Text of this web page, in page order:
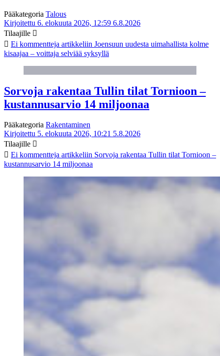
Pääkategoria Talous
Kirjoitettu 6. elokuuta 2026, 12:59 6.8.2026
Tilaajille
Ei kommentteja artikkeliin Joensuun uudesta uimahallista kolme
kisaajaa – voittaja selviää syksyllä
Sorvoja rakentaa Tullin tilat Tornioon –
kustannusarvio 14 miljoonaa
Pääkategoria Rakentaminen
Kirjoitettu 5. elokuuta 2026, 10:21 5.8.2026
Tilaajille
Ei kommentteja artikkeliin Sorvoja rakentaa Tullin tilat Tornioon –
kustannusarvio 14 miljoonaa